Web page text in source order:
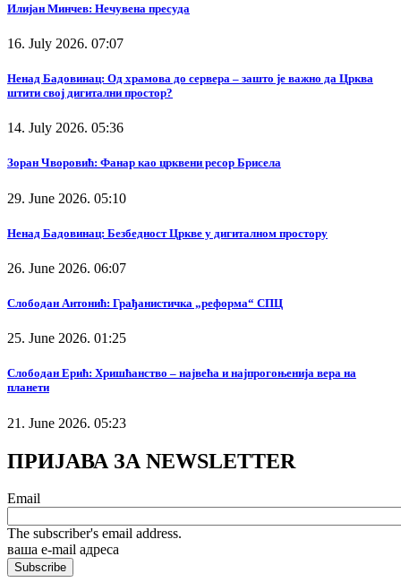
Илијан Минчев: Нечувена пресуда
16. July 2026. 07:07
Ненад Бадовинац: Од храмова до сервера – зашто је важно да Црква
штити свој дигитални простор?
14. July 2026. 05:36
Зоран Чворовић: Фанар као црквени ресор Брисела
29. June 2026. 05:10
Ненад Бадовинац: Безбедност Цркве у дигиталном простору
26. June 2026. 06:07
Слободан Антонић: Грађанистичка „реформа“ СПЦ
25. June 2026. 01:25
Слободан Ерић: Хришћанство – највећа и најпрогоњенија вера на
планети
21. June 2026. 05:23
ПРИЈАВА ЗА NEWSLETTER
Email
The subscriber's email address.
ваша е-mail адреса